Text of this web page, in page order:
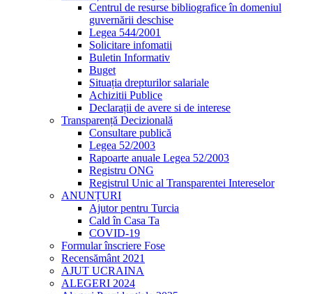
Centrul de resurse bibliografice în domeniul
guvernării deschise
Legea 544/2001
Solicitare infomatii
Buletin Informativ
Buget
Situația drepturilor salariale
Achizitii Publice
Declarații de avere si de interese
Transparență Decizională
Consultare publică
Legea 52/2003
Rapoarte anuale Legea 52/2003
Registru ONG
Registrul Unic al Transparentei Intereselor
ANUNȚURI
Ajutor pentru Turcia
Cald în Casa Ta
COVID-19
Formular înscriere Fose
Recensământ 2021
AJUT UCRAINA
ALEGERI 2024